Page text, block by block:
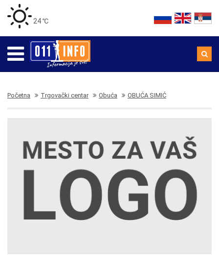
24 ℃
Početna Trgovački centar Obuća OBUĆA SIMIĆ